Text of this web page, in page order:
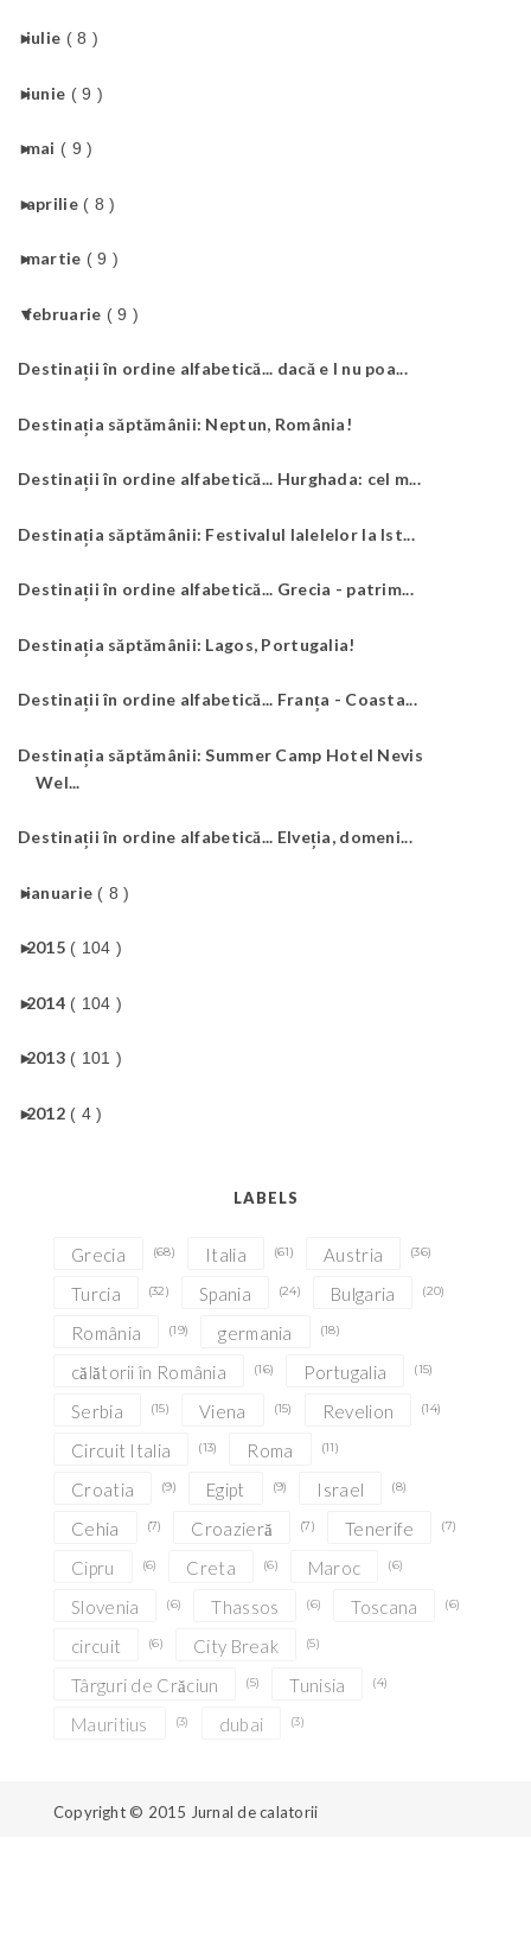
►
iulie ( 8 )
►
iunie ( 9 )
►
mai ( 9 )
►
aprilie ( 8 )
►
martie ( 9 )
▼
februarie ( 9 )
Destinații în ordine alfabetică... dacă e I nu poa...
Destinația săptămânii: Neptun, România!
Destinații în ordine alfabetică... Hurghada: cel m...
Destinația săptămânii: Festivalul lalelelor la Ist...
Destinații în ordine alfabetică... Grecia - patrim...
Destinația săptămânii: Lagos, Portugalia!
Destinații în ordine alfabetică... Franța - Coasta...
Destinația săptămânii: Summer Camp Hotel Nevis
Wel...
Destinații în ordine alfabetică... Elveția, domeni...
►
ianuarie ( 8 )
►
2015 ( 104 )
►
2014 ( 104 )
►
2013 ( 101 )
►
2012 ( 4 )
LABELS
Grecia (68) Italia (61) Austria (36)
Turcia (32) Spania (24) Bulgaria (20)
România (19) germania (18)
călătorii în România (16) Portugalia (15)
Serbia (15) Viena (15) Revelion (14)
Circuit Italia (13) Roma (11)
Croatia (9) Egipt (9) Israel (8)
Cehia (7) Croazieră (7) Tenerife (7)
Cipru (6) Creta (6) Maroc (6)
Slovenia (6) Thassos (6) Toscana (6)
circuit (6) City Break (5)
Târguri de Crăciun (5) Tunisia (4)
Mauritius (3) dubai (3)
Copyright © 2015 Jurnal de calatorii